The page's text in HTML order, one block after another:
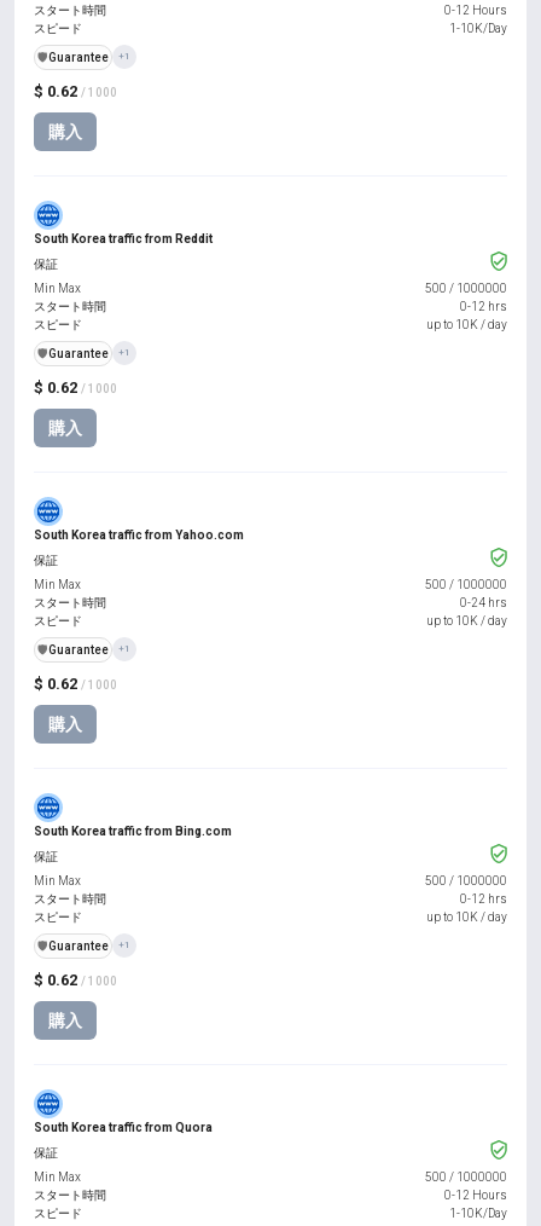
$ 0.62 / 1000
購入
スタート時間
0-12 Hours
スピード
1-10K/Day
️🛡️Guarantee +1
South Korea traffic from Reddit
$ 0.62 / 1000
購入
保証
Min Max
500 / 1000000
スタート時間
0-12 hrs
スピード
up to 10K / day
️🛡️Guarantee +1
South Korea traffic from Yahoo.com
$ 0.62 / 1000
購入
保証
Min Max
500 / 1000000
スタート時間
0-24 hrs
スピード
up to 10K / day
️🛡️Guarantee +1
South Korea traffic from Bing.com
$ 0.62 / 1000
購入
保証
Min Max
500 / 1000000
スタート時間
0-12 hrs
スピード
up to 10K / day
️🛡️Guarantee +1
South Korea traffic from Quora
保証
Min Max
500 / 1000000
スタート時間
0-12 Hours
スピード
1-10K/Day